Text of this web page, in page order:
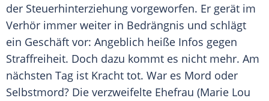
der Steuerhinterziehung vorgeworfen. Er gerät im
Verhör immer weiter in Bedrängnis und schlägt
ein Geschäft vor: Angeblich heiße Infos gegen
Straffreiheit. Doch dazu kommt es nicht mehr. Am
nächsten Tag ist Kracht tot. War es Mord oder
Selbstmord? Die verzweifelte Ehefrau (Marie Lou